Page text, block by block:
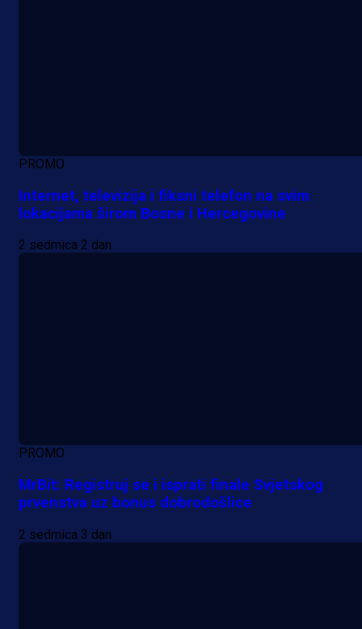
PROMO
Internet, televizija i fiksni telefon na svim
lokacijama širom Bosne i Hercegovine
2 sedmica 2 dan
PROMO
MrBit: Registruj se i isprati finale Svjetskog
prvenstva uz bonus dobrodošlice
2 sedmica 3 dan